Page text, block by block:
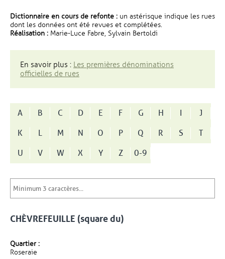
Dictionnaire en cours de refonte : un astérisque indique les rues
dont les données ont été revues et complétées.
Réalisation : Marie-Luce Fabre, Sylvain Bertoldi
En savoir plus : Les premières dénominations
officielles de rues
A B C D E F G H I
J
K
L M N O P Q R S
T
U
V W X Y Z 0-9
CHÈVREFEUILLE (square du)
Quartier :
Roseraie